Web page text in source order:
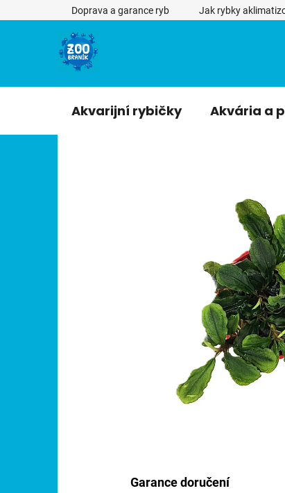
na
Doprava a garance ryb Jak rybky
Akvarijní rybičky Akvária a
Garance doručení